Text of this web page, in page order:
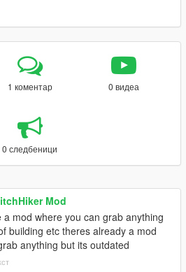
1 коментар 0 видеа
0 следбеници
Mod
a mod where you can grab anything
building etc theres already a mod
anything but its outdated